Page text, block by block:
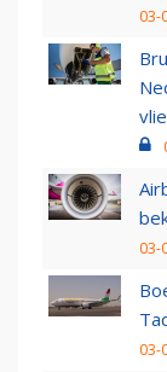
03-
03-
03-